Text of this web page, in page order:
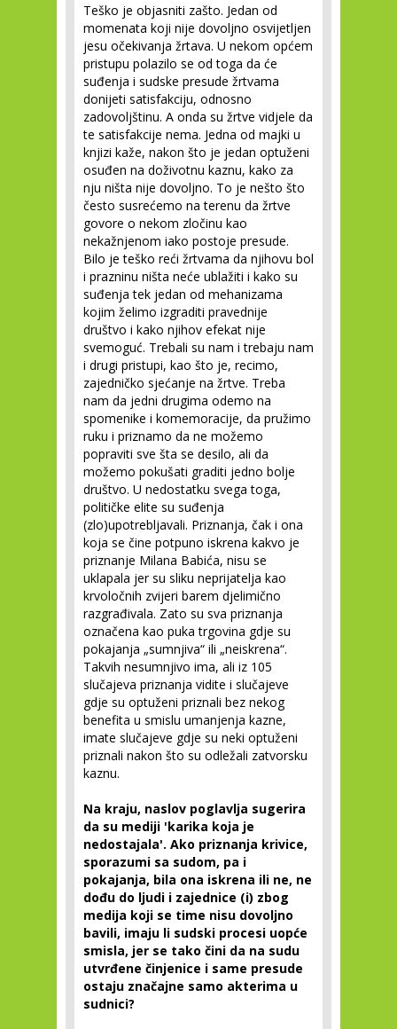
Teško je objasniti zašto. Jedan od
momenata koji nije dovoljno osvijetljen
jesu očekivanja žrtava. U nekom općem
pristupu polazilo se od toga da će
suđenja i sudske presude žrtvama
donijeti satisfakciju, odnosno
zadovoljštinu. A onda su žrtve vidjele da
te satisfakcije nema. Jedna od majki u
knjizi kaže, nakon što je jedan optuženi
osuđen na doživotnu kaznu, kako za
nju ništa nije dovoljno. To je nešto što
često susrećemo na terenu da žrtve
govore o nekom zločinu kao
nekažnjenom iako postoje presude.
Bilo je teško reći žrtvama da njihovu bol
i prazninu ništa neće ublažiti i kako su
suđenja tek jedan od mehanizama
kojim želimo izgraditi pravednije
društvo i kako njihov efekat nije
svemoguć. Trebali su nam i trebaju nam
i drugi pristupi, kao što je, recimo,
zajedničko sjećanje na žrtve. Treba
nam da jedni drugima odemo na
spomenike i komemoracije, da pružimo
ruku i priznamo da ne možemo
popraviti sve šta se desilo, ali da
možemo pokušati graditi jedno bolje
društvo. U nedostatku svega toga,
političke elite su suđenja
(zlo)upotrebljavali. Priznanja, čak i ona
koja se čine potpuno iskrena kakvo je
priznanje Milana Babića, nisu se
uklapala jer su sliku neprijatelja kao
krvoločnih zvijeri barem djelimično
razgrađivala. Zato su sva priznanja
označena kao puka trgovina gdje su
pokajanja „sumnjiva“ ili „neiskrena“.
Takvih nesumnjivo ima, ali iz 105
slučajeva priznanja vidite i slučajeve
gdje su optuženi priznali bez nekog
benefita u smislu umanjenja kazne,
imate slučajeve gdje su neki optuženi
priznali nakon što su odležali zatvorsku
kaznu.
Na kraju, naslov poglavlja sugerira
da su mediji 'karika koja je
nedostajala'. Ako priznanja krivice,
sporazumi sa sudom, pa i
pokajanja, bila ona iskrena ili ne, ne
dođu do ljudi i zajednice (i) zbog
medija koji se time nisu dovoljno
bavili, imaju li sudski procesi uopće
smisla, jer se tako čini da na sudu
utvrđene činjenice i same presude
ostaju značajne samo akterima u
sudnici?